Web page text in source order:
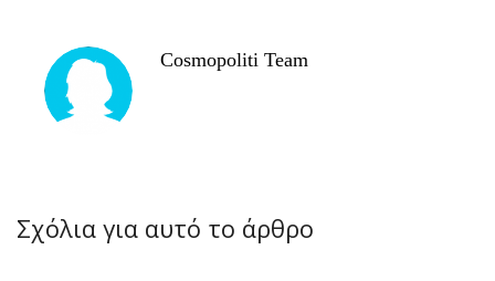
Cosmopoliti Team
Σχόλια για αυτό το άρθρο